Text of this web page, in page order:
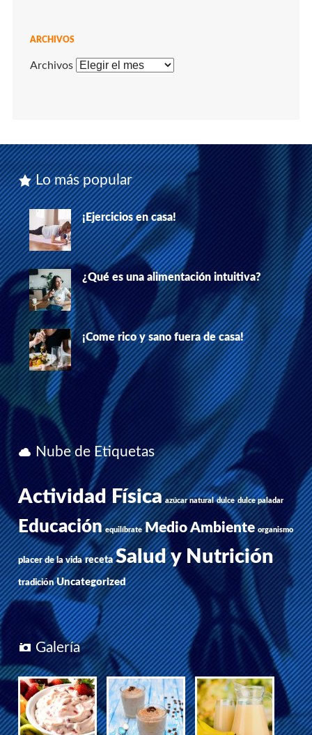
ARCHIVOS
Archivos
Lo más popular
¡Ejercicios en casa!
¿Qué es una alimentación intuitiva?
¡Come rico y sano fuera de casa!
Nube de Etiquetas
Actividad Física azúcar natural dulce dulce paladar
Educación equilíbrate Medio Ambiente organismo
placer de la vida receta Salud y Nutrición
tradición Uncategorized
Galería